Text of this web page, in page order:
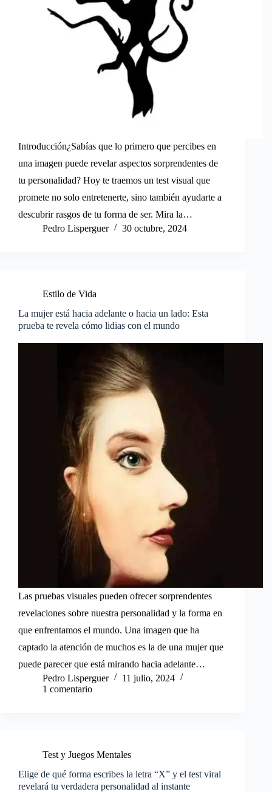
Introducción¿Sabías que lo primero que percibes en
una imagen puede revelar aspectos sorprendentes de
tu personalidad? Hoy te traemos un test visual que
promete no solo entretenerte, sino también ayudarte a
descubrir rasgos de tu forma de ser. Mira la…
Pedro Lisperguer
30 octubre, 2024
Estilo de Vida
La mujer está hacia adelante o hacia un lado: Esta
prueba te revela cómo lidias con el mundo
Las pruebas visuales pueden ofrecer sorprendentes
revelaciones sobre nuestra personalidad y la forma en
que enfrentamos el mundo. Una imagen que ha
captado la atención de muchos es la de una mujer que
puede parecer que está mirando hacia adelante…
Pedro Lisperguer
11 julio, 2024
1 comentario
Test y Juegos Mentales
Elige de qué forma escribes la letra “X” y el test viral
revelará tu verdadera personalidad al instante